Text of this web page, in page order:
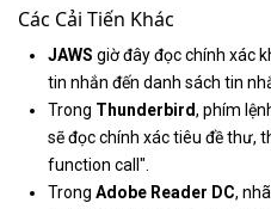
Các Cải Tiến Khác
JAWS giờ đây đọc chính xác
tin nhắn đến danh sách tin
Trong Thunderbird, phím
sẽ đọc chính xác tiêu đề thư,
function call".
Trong Adobe Reader DC,